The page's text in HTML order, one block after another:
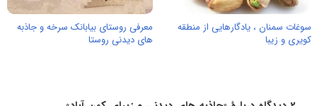
سوغات سمنان ، یادگارهایی از منطقه
کویری و زیبا
معرفی روستای بیابانک سرخه و جاذبه
های دیدنی روستا